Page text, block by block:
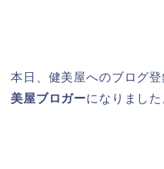
本日、健美屋へのブログ
美屋ブロガーになりました